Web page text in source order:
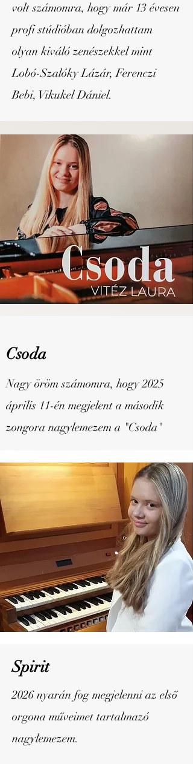
volt számomra, hogy már 13 évesen
profi stúdióban dolgozhattam
olyan kiváló zenészekkel mint
Lobó-Szalóky Lázár, Ferenczi
Bebi, Vikukel Dániel.
Csoda
Nagy öröm számomra, hogy 2025
április 11-én megjelent a második
zongora nagylemezem a "Csoda"
Spirit
2026 nyarán fog megjelenni az első
orgona műveimet tartalmazó
nagylemezem.